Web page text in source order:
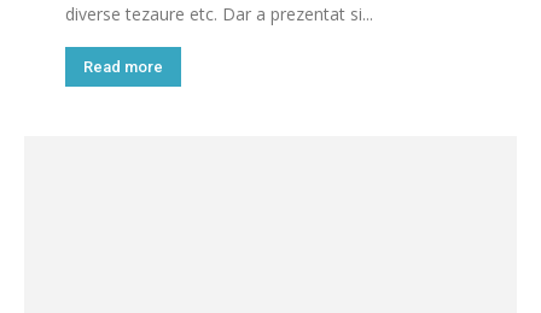
diverse tezaure etc. Dar a prezentat si...
Read more